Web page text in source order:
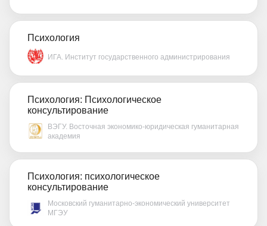
Психология
ИГА. Институт государственного администрирования
Психология: Психологическое
консультирование
ВЭГУ. Восточная экономико-юридическая гуманитарная
академия
Психология: психологическое
консультирование
Московский гуманитарно-экономический университет
МГЭУ